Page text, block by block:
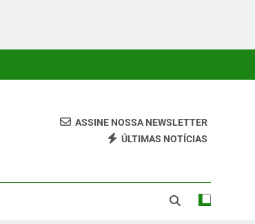
ASSINE NOSSA NEWSLETTER
ÚLTIMAS NOTÍCIAS